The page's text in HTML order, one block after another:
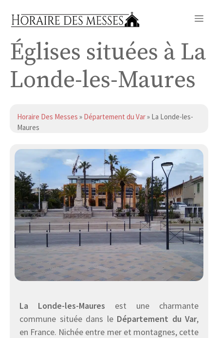
Églises situées à La
Londe-les-Maures
Horaire Des Messes » Département du Var» La Londe-les-
Maures
La Londe-les-Maures est une charmante
commune située dans le Département du Var,
en France. Nichée entre mer et montagnes, cette